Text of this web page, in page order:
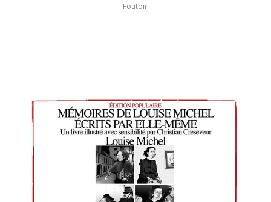
Foutoir